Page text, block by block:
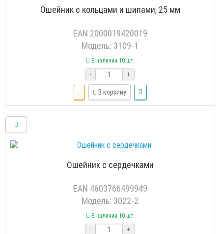
Ошейник с кольцами и шипами, 25 мм
EAN 2000019420019
Модель: 3109-1
В наличии 10 шт.
-
+
В корзину
Ошейник с сердечками
EAN 4603766499949
Модель: 3022-2
В наличии 10 шт.
-
+